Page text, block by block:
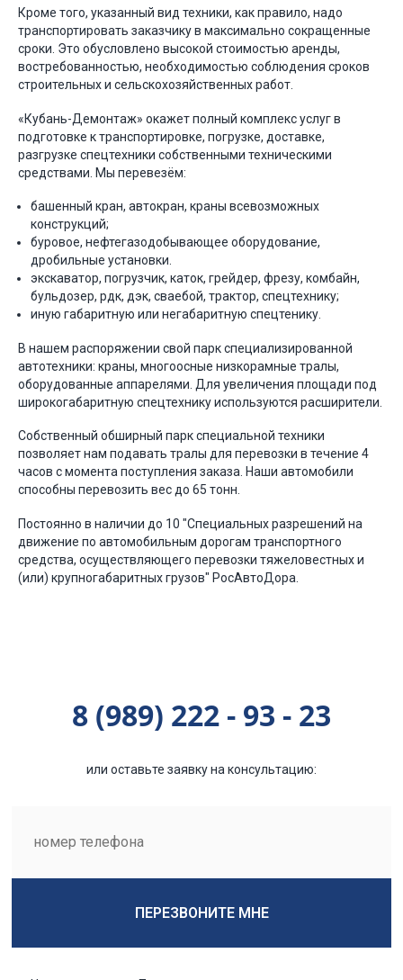
Кроме того, указанный вид техники, как правило, надо
транспортировать заказчику в максимально сокращенные
сроки. Это обусловлено высокой стоимостью аренды,
востребованностью, необходимостью соблюдения сроков
строительных и сельскохозяйственных работ.
«Кубань-Демонтаж» окажет полный комплекс услуг в
подготовке к транспортировке, погрузке, доставке,
разгрузке спецтехники собственными техническими
средствами. Мы перевезём:
башенный кран, автокран, краны всевозможных
конструкций;
буровое, нефтегазодобывающее оборудование,
дробильные установки.
экскаватор, погрузчик, каток, грейдер, фрезу, комбайн,
бульдозер, рдк, дэк, сваебой, трактор, спецтехнику;
иную габаритную или негабаритную спецтенику.
В нашем распоряжении свой парк специализированной
автотехники: краны, многоосные низкорамные тралы,
оборудованные аппарелями. Для увеличения площади под
широкогабаритную спецтехнику используются расширители.
Собственный обширный парк специальной техники
позволяет нам подавать тралы для перевозки в течение 4
часов с момента поступления заказа. Наши автомобили
способны перевозить вес до 65 тонн.
Постоянно в наличии до 10 "Специальных разрешений на
движение по автомобильным дорогам транспортного
средства, осуществляющего перевозки тяжеловестных и
(или) крупногабаритных грузов" РосАвтоДора.
8 (989) 222 - 93 - 23
или оставьте заявку на консультацию:
ПЕРЕЗВОНИТЕ МНЕ